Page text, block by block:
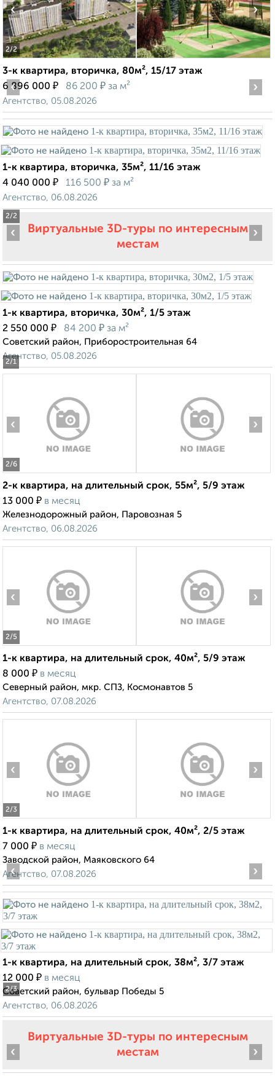
2/2
‹ ›
3-к квартира, вторичка, 80м², 15/17 этаж
6 896 000 ₽ 86 200 ₽ за м²
Агентство, 05.08.2026
2/2
‹ ›
1-к квартира, вторичка, 35м², 11/16 этаж
4 040 000 ₽ 116 500 ₽ за м²
Агентство, 06.08.2026
Виртуальные 3D-туры по интересным
местам
2/1
‹ ›
1-к квартира, вторичка, 30м², 1/5 этаж
2 550 000 ₽ 84 200 ₽ за м²
Советский район, Приборостроительная 64
Агентство, 05.08.2026
2/6
‹ ›
2-к квартира, на длительный срок, 55м², 5/9 этаж
13 000 ₽ в месяц
Железнодорожный район, Паровозная 5
Агентство, 06.08.2026
2/5
‹ ›
1-к квартира, на длительный срок, 40м², 5/9 этаж
8 000 ₽ в месяц
Северный район, мкр. СПЗ, Космонавтов 5
Агентство, 07.08.2026
2/3
‹ ›
1-к квартира, на длительный срок, 40м², 2/5 этаж
7 000 ₽ в месяц
Заводской район, Маяковского 64
Агентство, 07.08.2026
2/3
‹ ›
1-к квартира, на длительный срок, 38м², 3/7 этаж
12 000 ₽ в месяц
Советский район, бульвар Победы 5
Агентство, 06.08.2026
Виртуальные 3D-туры по интересным
местам
‹ ›